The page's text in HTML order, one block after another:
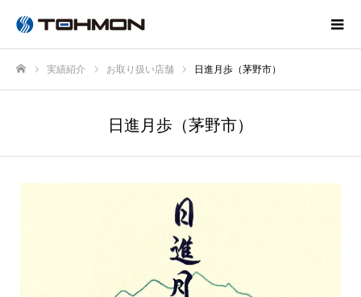
実績紹介 お取り扱い店舗 日進月歩（茅野市）
日進月歩（茅野市）